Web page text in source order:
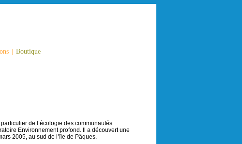
| Boutique
de l’écologie des communautés
Environnement profond. Il a découvert une
2005, au sud de l’île de Pâques.